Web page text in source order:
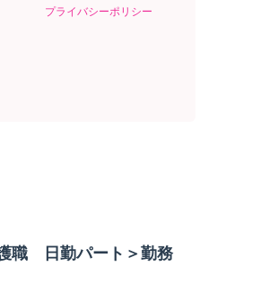
プライバシーポリシー
職 日勤パート＞勤務